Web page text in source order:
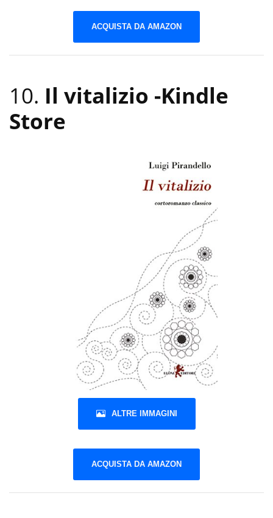
ACQUISTA DA AMAZON
10. Il vitalizio -Kindle
Store
ALTRE IMMAGINI
ACQUISTA DA AMAZON